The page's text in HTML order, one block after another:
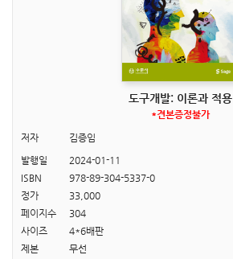
도구개발: 이론과 적용
*견본증정불가
저자
김증임
발행일
2024-01-11
ISBN
978-89-304-5337-0
정가
33,000
페이지수
304
사이즈
4*6배판
제본
무선